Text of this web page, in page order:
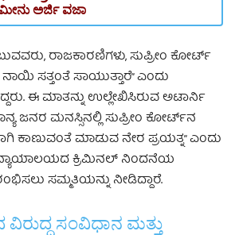
ಅರ್ಜಿ ವಜಾ
ರಾಜಕಾರಣಿಗಳು, ಸುಪ್ರೀಂ ಕೋರ್ಟ್
ನಾಯಿ ಸತ್ತಂತೆ ಸಾಯುತ್ತಾರೆ” ಎಂದು
ಈ ಮಾತನ್ನು ಉಲ್ಲೇಖಿಸಿರುವ ಅಟಾರ್ನಿ
ಜನರ ಮನಸ್ಸಿನಲ್ಲಿ ಸುಪ್ರೀಂ ಕೋರ್ಟ್‌ನ
ಕಾಣುವಂತೆ ಮಾಡುವ ನೇರ ಪ್ರಯತ್ನ” ಎಂದು
ಕ್ರಿಮಿನಲ್ ನಿಂದನೆಯ
ಸಮ್ಮತಿಯನ್ನು ನೀಡಿದ್ದಾರೆ.
ಸಂವಿಧಾನ ಮತ್ತು